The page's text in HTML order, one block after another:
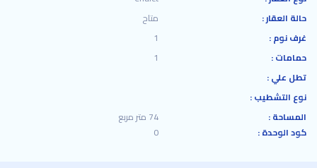
حالة العقار :
متاح
غرف نوم :
حمامات :
تطل علي :
نوع التشطيب :
المساحة :
74 متر مربع
كود الوحدة :